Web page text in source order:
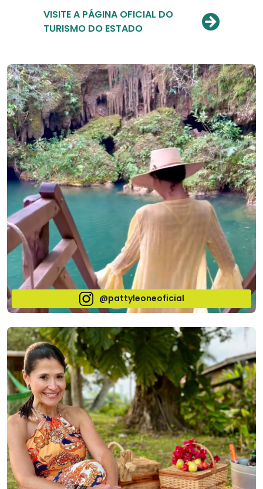
VISITE A PÁGINA OFICIAL DO
TURISMO DO ESTADO
@pattyleoneoficial